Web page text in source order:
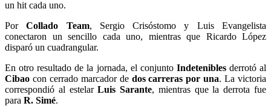
un hit cada uno.
PorCollado Team, Sergio Crisóstomo y Luis Evangelista
conectaron un sencillo cada uno, mientras que Ricardo López
disparó un cuadrangular.
En otro resultado de la jornada, el conjunto Indeteniblesderrotó al
Cibao con cerrado marcador de dos carreras por una. La victoria
correspondió al estelarLuis Sarante, mientras que la derrota fue
para R. Simé.